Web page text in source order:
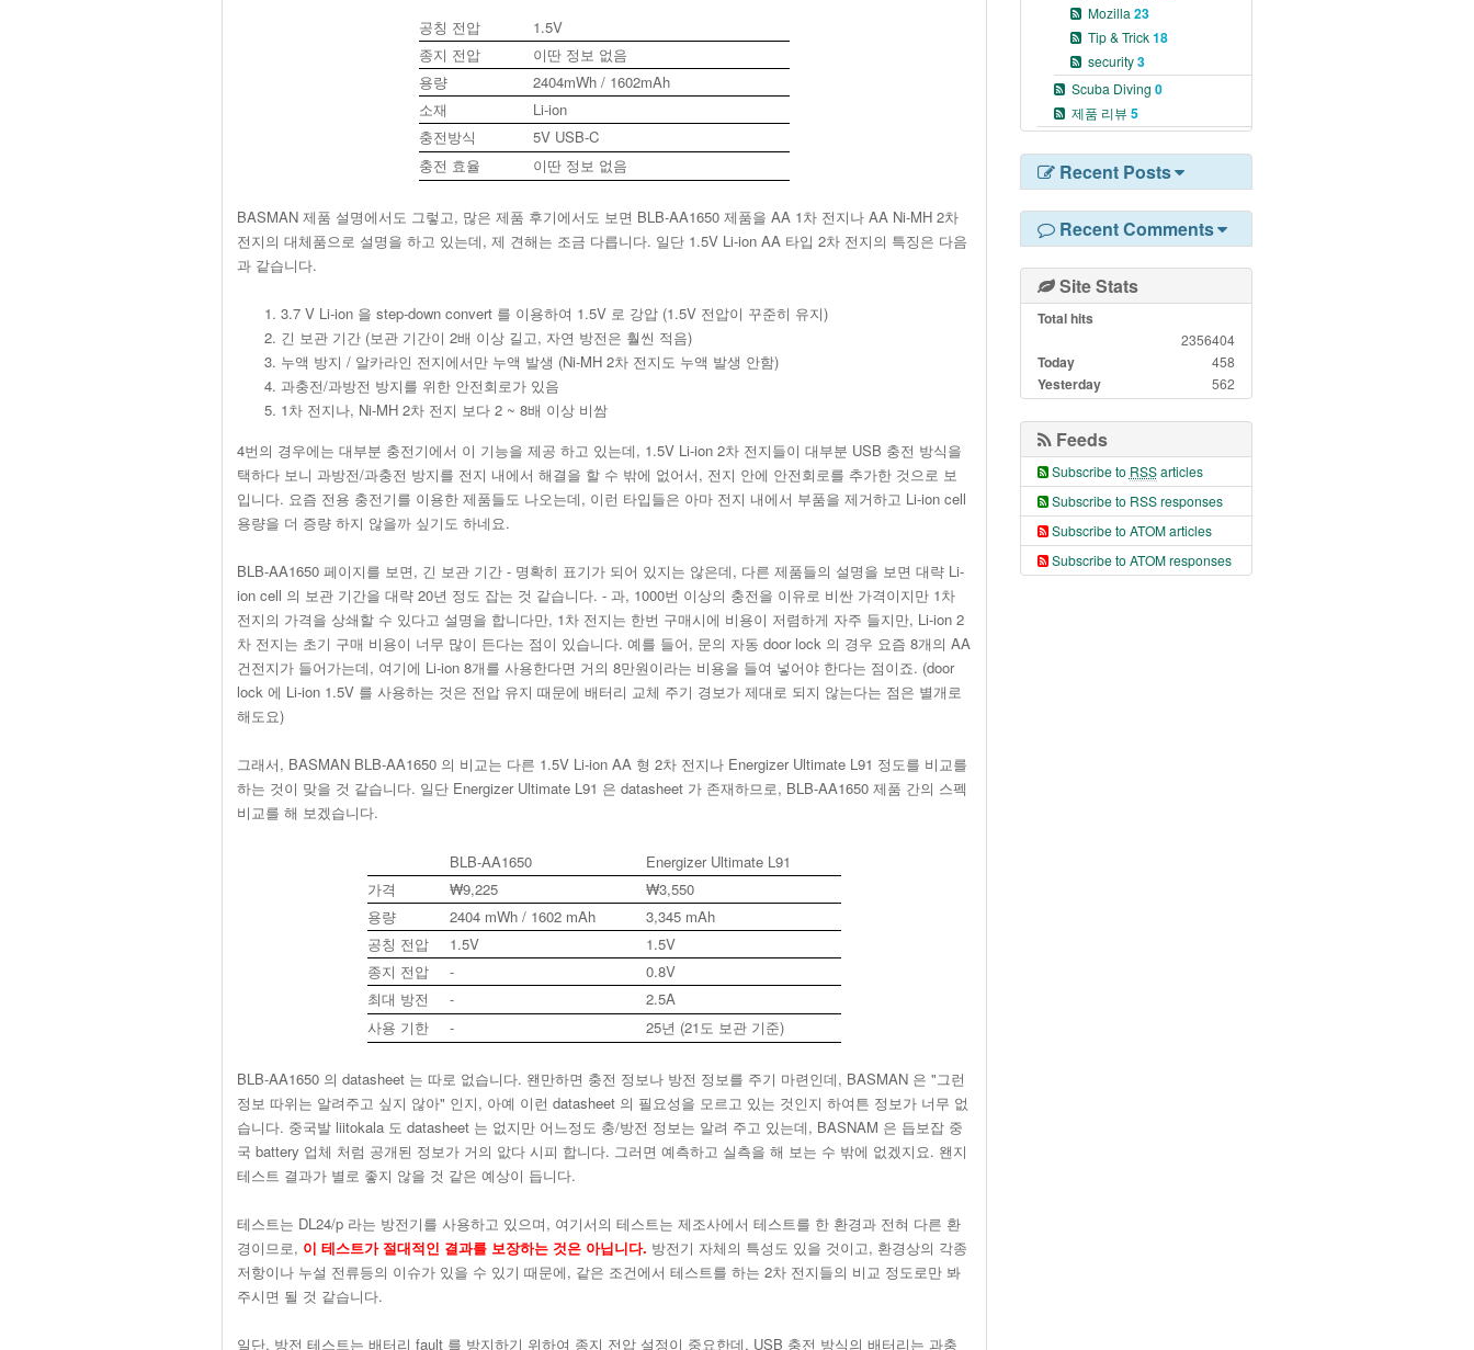
공칭 전압
1.5V
종지 전압
이딴 정보 없음
용량
2404mWh / 1602mAh
소재
Li-ion
충전방식
5V USB-C
충전 효율
이딴 정보 없음
BASMAN 제품 설명에서도 그렇고, 많은 제품 후기에서도 보면 BLB-AA1650 제품을 AA 1차 전지나 AA Ni-MH 2차
전지의 대체품으로 설명을 하고 있는데, 제 견해는 조금 다릅니다. 일단 1.5V Li-ion AA 타입 2차 전지의 특징은 다음
과 같습니다.
3.7 V Li-ion 을 step-down convert 를 이용하여 1.5V 로 강압 (1.5V 전압이 꾸준히 유지)
긴 보관 기간 (보관 기간이 2배 이상 길고, 자연 방전은 훨씬 적음)
누액 방지 / 알카라인 전지에서만 누액 발생 (Ni-MH 2차 전지도 누액 발생 안함)
과충전/과방전 방지를 위한 안전회로가 있음
1차 전지나, Ni-MH 2차 전지 보다 2 ~ 8배 이상 비쌈
4번의 경우에는 대부분 충전기에서 이 기능을 제공 하고 있는데, 1.5V Li-ion 2차 전지들이 대부분 USB 충전 방식을
택하다 보니 과방전/과충전 방지를 전지 내에서 해결을 할 수 밖에 없어서, 전지 안에 안전회로를 추가한 것으로 보
입니다. 요즘 전용 충전기를 이용한 제품들도 나오는데, 이런 타입들은 아마 전지 내에서 부품을 제거하고 Li-ion cell
용량을 더 증량 하지 않을까 싶기도 하네요.
BLB-AA1650 페이지를 보면, 긴 보관 기간 - 명확히 표기가 되어 있지는 않은데, 다른 제품들의 설명을 보면 대략 Li-
ion cell 의 보관 기간을 대략 20년 정도 잡는 것 같습니다. - 과, 1000번 이상의 충전을 이유로 비싼 가격이지만 1차
전지의 가격을 상쇄할 수 있다고 설명을 합니다만, 1차 전지는 한번 구매시에 비용이 저렴하게 자주 들지만, Li-ion 2
차 전지는 초기 구매 비용이 너무 많이 든다는 점이 있습니다. 예를 들어, 문의 자동 door lock 의 경우 요즘 8개의 AA
건전지가 들어가는데, 여기에 Li-ion 8개를 사용한다면 거의 8만원이라는 비용을 들여 넣어야 한다는 점이죠. (door
lock 에 Li-ion 1.5V 를 사용하는 것은 전압 유지 때문에 배터리 교체 주기 경보가 제대로 되지 않는다는 점은 별개로
해도요)
그래서, BASMAN BLB-AA1650 의 비교는 다른 1.5V Li-ion AA 형 2차 전지나 Energizer Ultimate L91 정도를 비교를
하는 것이 맞을 것 같습니다. 일단 Energizer Ultimate L91 은 datasheet 가 존재하므로, BLB-AA1650 제품 간의 스펙
비교를 해 보겠습니다.
BLB-AA1650
Energizer Ultimate L91
가격
₩9,225
₩3,550
용량
2404 mWh / 1602 mAh
3,345 mAh
공칭 전압
1.5V
1.5V
종지 전압
-
0.8V
최대 방전
-
2.5A
사용 기한
- 25년 (21도 보관 기준)
BLB-AA1650 의 datasheet 는 따로 없습니다. 왠만하면 충전 정보나 방전 정보를 주기 마련인데, BASMAN 은 "그런
정보 따위는 알려주고 싶지 않아" 인지, 아예 이런 datasheet 의 필요성을 모르고 있는 것인지 하여튼 정보가 너무 없
습니다. 중국발 liitokala 도 datasheet 는 없지만 어느정도 충/방전 정보는 알려 주고 있는데, BASNAM 은 듭보잡 중
국 battery 업체 처럼 공개된 정보가 거의 앖다 시피 합니다. 그러면 예측하고 실측을 해 보는 수 밖에 없겠지요. 왠지
테스트 결과가 별로 좋지 않을 것 같은 예상이 듭니다.
테스트는 DL24/p 라는 방전기를 사용하고 있으며, 여기서의 테스트는 제조사에서 테스트를 한 환경과 전혀 다른 환
경이므로, 이 테스트가 절대적인 결과를 보장하는 것은 아닙니다. 방전기 자체의 특성도 있을 것이고, 환경상의 각종
저항이나 누설 전류등의 이슈가 있을 수 있기 때문에, 같은 조건에서 테스트를 하는 2차 전지들의 비교 정도로만 봐
주시면 될 것 같습니다.
일단, 방전 테스트는 배터리 fault 를 방지하기 위하여 종지 전압 설정이 중요한데, USB 충전 방식의 배터리는 과충
Mozilla 23
Tip & Trick18
security3
Scuba Diving 0
제품 리뷰 5
Recent Posts
Recent Comments
Site Stats
Total hits
2356404
Today 458
Yesterday 562
Feeds
Subscribe to RSSarticles
Subscribe to RSS responses
Subscribe to ATOM articles
Subscribe to ATOM responses